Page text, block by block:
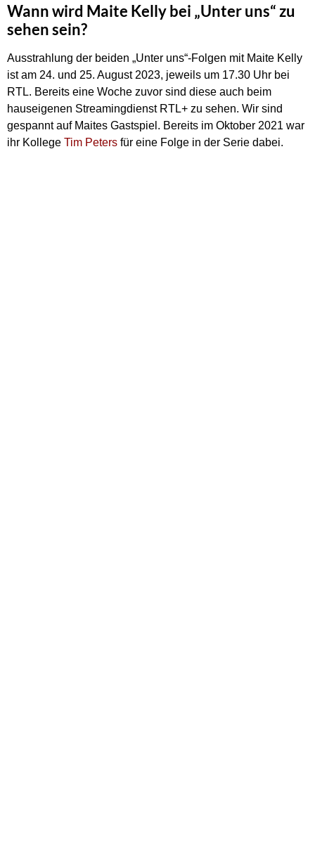
Wann wird Maite Kelly bei „Unter uns“ zu
sehen sein?
Ausstrahlung der beiden „Unter uns“-Folgen mit Maite Kelly
ist am 24. und 25. August 2023, jeweils um 17.30 Uhr bei
RTL. Bereits eine Woche zuvor sind diese auch beim
hauseigenen Streamingdienst RTL+ zu sehen. Wir sind
gespannt auf Maites Gastspiel. Bereits im Oktober 2021 war
ihr Kollege Tim Peters für eine Folge in der Serie dabei.